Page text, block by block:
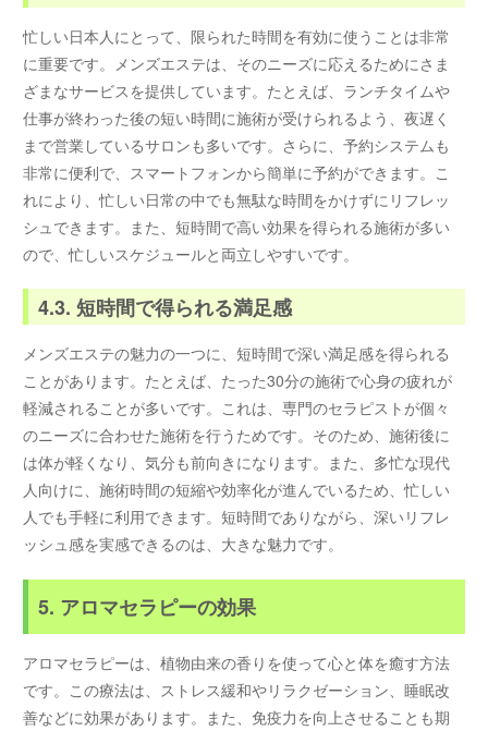
忙しい日本人にとって、限られた時間を有効に使うことは非常
に重要です。メンズエステは、そのニーズに応えるためにさま
ざまなサービスを提供しています。たとえば、ランチタイムや
仕事が終わった後の短い時間に施術が受けられるよう、夜遅く
まで営業しているサロンも多いです。さらに、予約システムも
非常に便利で、スマートフォンから簡単に予約ができます。こ
れにより、忙しい日常の中でも無駄な時間をかけずにリフレッ
シュできます。また、短時間で高い効果を得られる施術が多い
ので、忙しいスケジュールと両立しやすいです。
4.3. 短時間で得られる満足感
メンズエステの魅力の一つに、短時間で深い満足感を得られる
ことがあります。たとえば、たった30分の施術で心身の疲れが
軽減されることが多いです。これは、専門のセラピストが個々
のニーズに合わせた施術を行うためです。そのため、施術後に
は体が軽くなり、気分も前向きになります。また、多忙な現代
人向けに、施術時間の短縮や効率化が進んでいるため、忙しい
人でも手軽に利用できます。短時間でありながら、深いリフレ
ッシュ感を実感できるのは、大きな魅力です。
5. アロマセラピーの効果
アロマセラピーは、植物由来の香りを使って心と体を癒す方法
です。この療法は、ストレス緩和やリラクゼーション、睡眠改
善などに効果があります。また、免疫力を向上させることも期